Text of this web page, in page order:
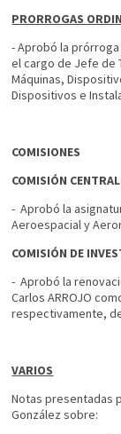
PRORROGAS
- Aprobó la prórroga
el cargo de Jefe de
Máquinas,
Dispositivos e
COMISIONES
COMISIÓN
- Aprobó la
Aeroespacial y
COMISIÓN DE
- Aprobó la
Carlos ARROJO
respectivamente, de
VARIOS
Notas presentadas
González sobre: